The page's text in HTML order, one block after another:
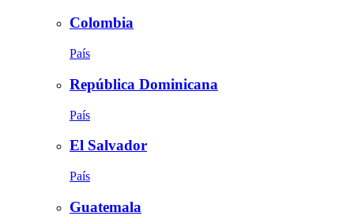
Colombia
País
República Dominicana
País
El Salvador
País
Guatemala